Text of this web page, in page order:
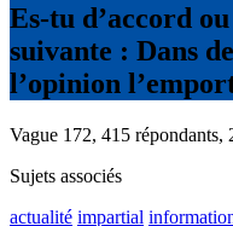
Es-tu d’accord
suivante : Dans
l’opinion
Vague 172, 415 répondants,
Sujets associés
actualité impartial